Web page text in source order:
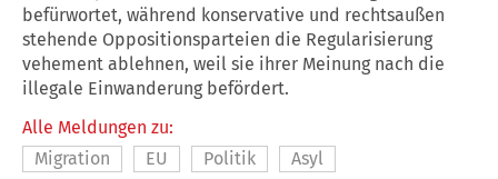
befürwortet, während konservative und rechtsaußen
stehende Oppositionsparteien die Regularisierung
vehement ablehnen, weil sie ihrer Meinung nach die
illegale Einwanderung befördert.
Alle Meldungen zu:
Migration
EU Politik
Asyl